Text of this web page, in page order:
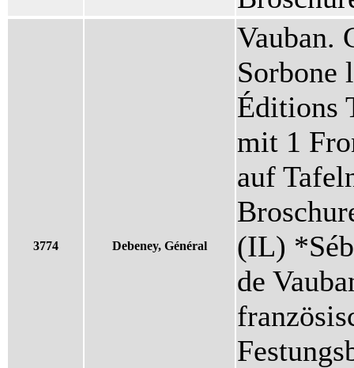
3774 Debeney, Général
Vauban.
Sorbone
Éditions
mit 1
auf
(IL)
de